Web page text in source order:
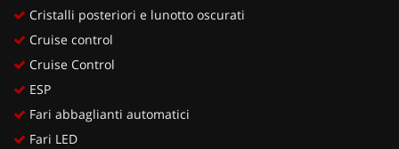
Cristalli posteriori e lunotto oscurati
Cruise control
Cruise Control
ESP
Fari abbaglianti automatici
Fari LED